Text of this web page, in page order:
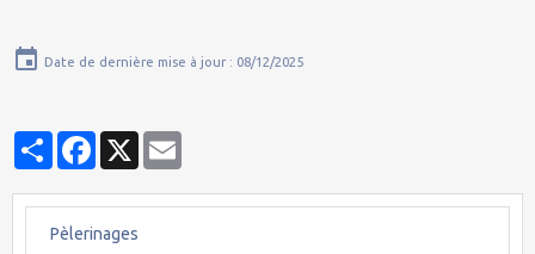
Date de dernière mise à jour : 08/12/2025
PartagerFacebook
X
Pèlerinages